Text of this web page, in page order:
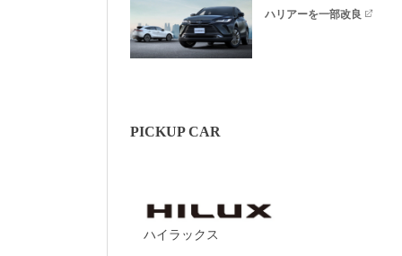
ハリアーを一部改良
PICKUP CAR
ハイラックス